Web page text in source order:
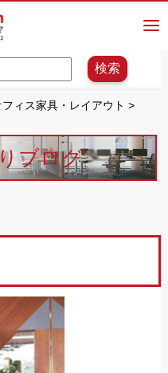
ィス家具・レイアウト >
ブログ